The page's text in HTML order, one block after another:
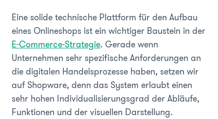
Eine solide technische Plattform für den Aufbau
eines Onlineshops ist ein wichtiger Baustein in der
E-Commerce-Strategie. Gerade wenn
Unternehmen sehr spezifische Anforderungen an
die digitalen Handelsprozesse haben, setzen wir
auf Shopware, denn das System erlaubt einen
sehr hohen Individualisierungsgrad der Abläufe,
Funktionen und der visuellen Darstellung.